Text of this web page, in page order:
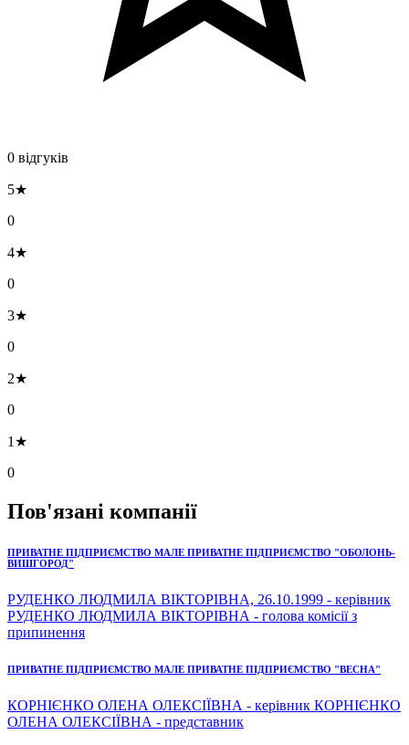
0 відгуків
5★
0
4★
0
3★
0
2★
0
1★
0
Пов'язані компанії
ПРИВАТНЕ ПІДПРИЄМСТВО МАЛЕ ПРИВАТНЕ ПІДПРИЄМСТВО "ОБОЛОНЬ-
ВИШГОРОД"
РУДЕНКО ЛЮДМИЛА ВІКТОРІВНА, 26.10.1999 - керівник
РУДЕНКО ЛЮДМИЛА ВІКТОРІВНА - голова комісії з
припинення
ПРИВАТНЕ ПІДПРИЄМСТВО МАЛЕ ПРИВАТНЕ ПІДПРИЄМСТВО "ВЕСНА"
КОРНІЄНКО ОЛЕНА ОЛЕКСІЇВНА - керівник КОРНІЄНКО
ОЛЕНА ОЛЕКСІЇВНА - представник